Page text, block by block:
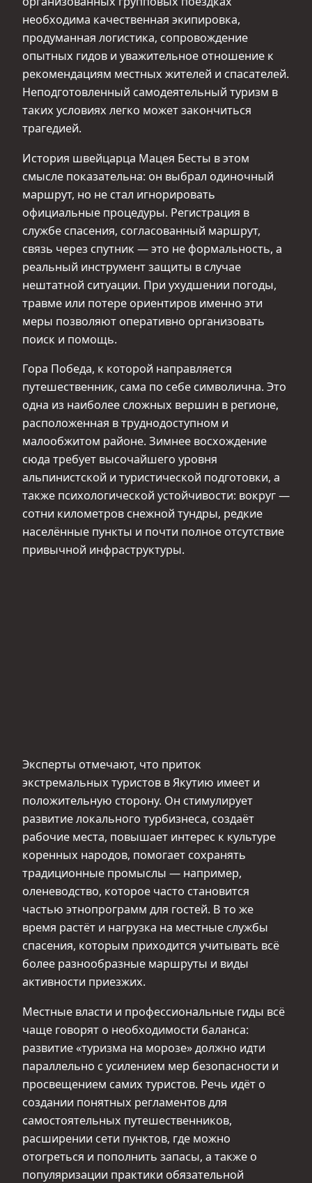
необходима качественная экипировка,
продуманная логистика, сопровождение
опытных гидов и уважительное отношение к
рекомендациям местных жителей и спасателей.
Неподготовленный самодеятельный туризм в
таких условиях легко может закончиться
трагедией.
История швейцарца Мацея Бесты в этом
смысле показательна: он выбрал одиночный
маршрут, но не стал игнорировать
официальные процедуры. Регистрация в
службе спасения, согласованный маршрут,
связь через спутник — это не формальность, а
реальный инструмент защиты в случае
нештатной ситуации. При ухудшении погоды,
травме или потере ориентиров именно эти
меры позволяют оперативно организовать
поиск и помощь.
Гора Победа, к которой направляется
путешественник, сама по себе символична. Это
одна из наиболее сложных вершин в регионе,
расположенная в труднодоступном и
малообжитом районе. Зимнее восхождение
сюда требует высочайшего уровня
альпинистской и туристической подготовки, а
также психологической устойчивости: вокруг —
сотни километров снежной тундры, редкие
населённые пункты и почти полное отсутствие
привычной инфраструктуры.
Эксперты отмечают, что приток
экстремальных туристов в Якутию имеет и
положительную сторону. Он стимулирует
развитие локального турбизнеса, создаёт
рабочие места, повышает интерес к культуре
коренных народов, помогает сохранять
традиционные промыслы — например,
оленеводство, которое часто становится
частью этнопрограмм для гостей. В то же
время растёт и нагрузка на местные службы
спасения, которым приходится учитывать всё
более разнообразные маршруты и виды
активности приезжих.
Местные власти и профессиональные гиды всё
чаще говорят о необходимости баланса:
развитие «туризма на морозе» должно идти
параллельно с усилением мер безопасности и
просвещением самих туристов. Речь идёт о
создании понятных регламентов для
самостоятельных путешественников,
расширении сети пунктов, где можно
отогреться и пополнить запасы, а также о
популяризации практики обязательной